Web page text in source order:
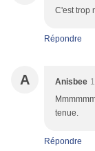
C'est trop
Répondre
A Anisbee
tenue.
Répondre